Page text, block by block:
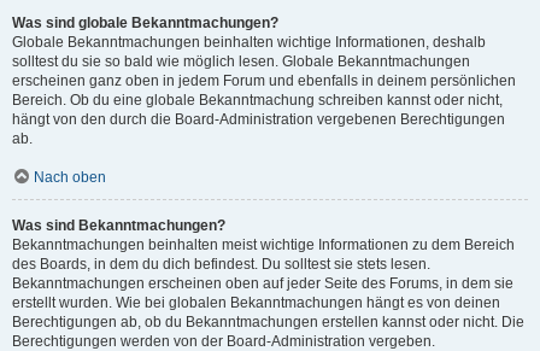
Was sind globale Bekanntmachungen?
Globale Bekanntmachungen beinhalten wichtige Informationen, deshalb
solltest du sie so bald wie möglich lesen. Globale Bekanntmachungen
erscheinen ganz oben in jedem Forum und ebenfalls in deinem persönlichen
Bereich. Ob du eine globale Bekanntmachung schreiben kannst oder nicht,
hängt von den durch die Board-Administration vergebenen Berechtigungen
ab.
Nach oben
Was sind Bekanntmachungen?
Bekanntmachungen beinhalten meist wichtige Informationen zu dem Bereich
des Boards, in dem du dich befindest. Du solltest sie stets lesen.
Bekanntmachungen erscheinen oben auf jeder Seite des Forums, in dem sie
erstellt wurden. Wie bei globalen Bekanntmachungen hängt es von deinen
Berechtigungen ab, ob du Bekanntmachungen erstellen kannst oder nicht. Die
Berechtigungen werden von der Board-Administration vergeben.